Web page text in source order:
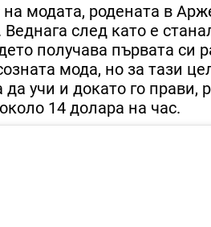
модата, родената в
след като е
получава първата си
мода, но за тази
да учи и докато го
14 долара на час.